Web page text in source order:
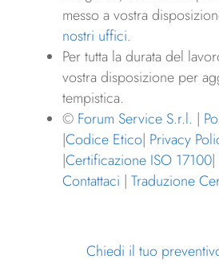
messo a vostra
nostri uffici.
Per tutta la durata del
vostra disposizione per
tempistica.
© Forum Service S.r.l. |
|Codice Etico| Privacy
|Certificazione ISO 17100|
Contattaci | Traduzione
Chiedi il tuo